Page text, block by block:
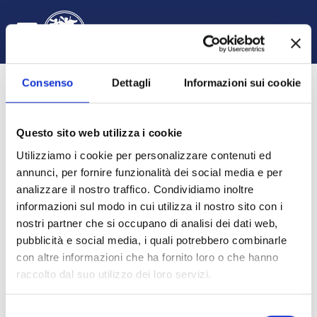
Consenso Dettagli Informazioni sui cookie
Questo sito web utilizza i cookie
Utilizziamo i cookie per personalizzare contenuti ed
annunci, per fornire funzionalità dei social media e per
analizzare il nostro traffico. Condividiamo inoltre
informazioni sul modo in cui utilizza il nostro sito con i
nostri partner che si occupano di analisi dei dati web,
pubblicità e social media, i quali potrebbero combinarle
con altre informazioni che ha fornito loro o che hanno
raccolto dal suo utilizzo dei loro servizi.
Filosofia del diritto I A - L
HOME COURSES DIPARTIMENTO DI GIURISPRUDENZA, ECONOMIA E SOCIOLOGIA GIURISPRUDENZA A.A. 2022 - 2023 FILOSOFIA DEL DIRITTO I AL SUMMARY